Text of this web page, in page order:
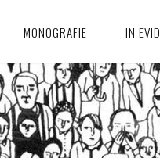
MONOGRAFIE IN